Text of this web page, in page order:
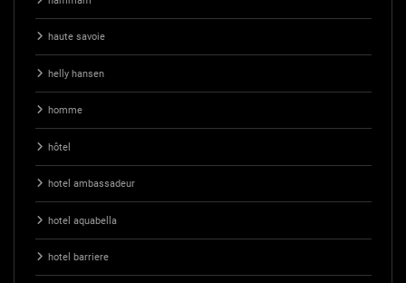
haute savoie
helly hansen
homme
hôtel
hotel ambassadeur
hotel aquabella
hotel barriere